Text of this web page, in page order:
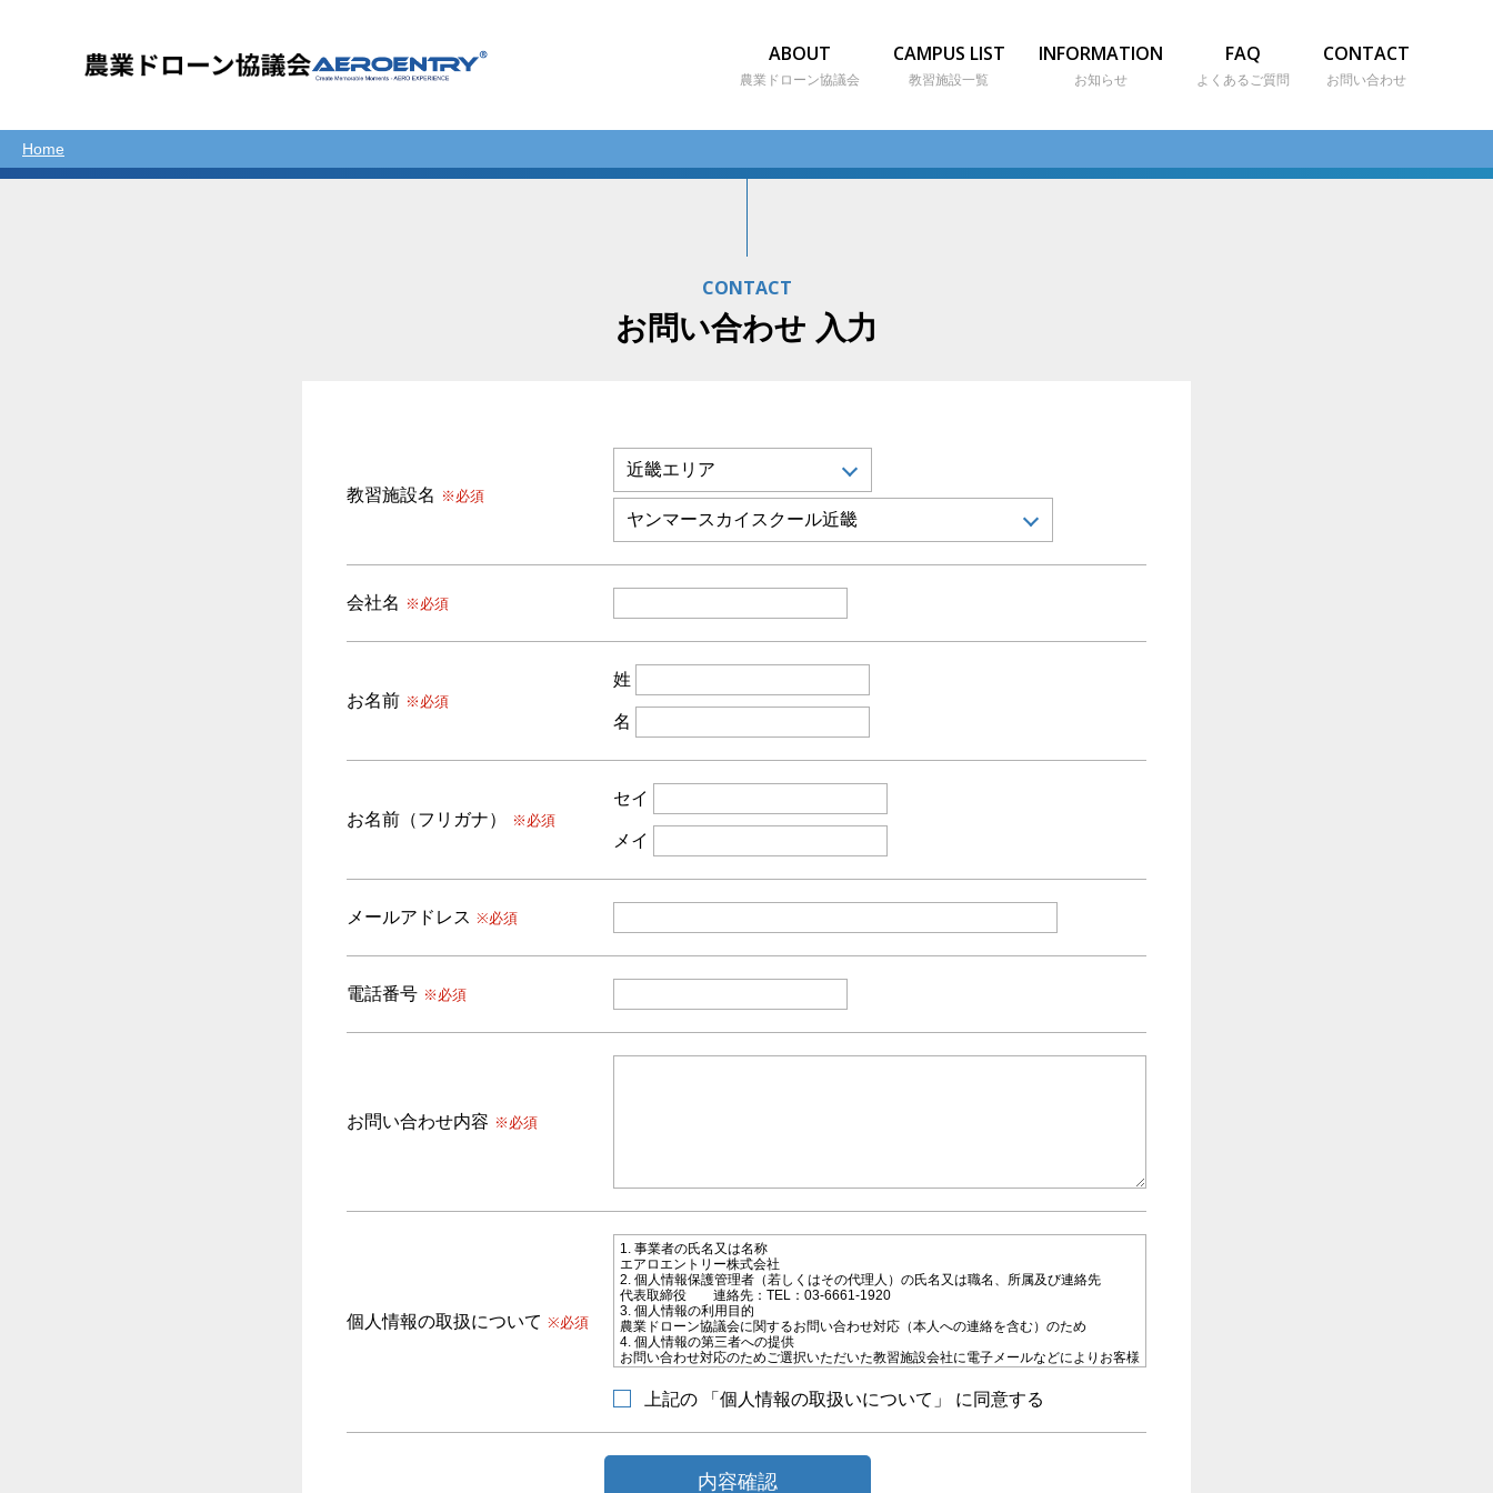
ABOUT
農業ドローン協議会
CAMPUS LIST
教習施設一覧
INFORMATION
お知らせ
FAQ
よくあるご質問
CONTACT
お問い合わせ
Home
CONTACT
お問い合わせ 入力
教習施設名 ※必須
会社名 ※必須
お名前 ※必須
姓
名
お名前（フリガナ） ※必須
セイ
メイ
メールアドレス ※必須
電話番号 ※必須
お問い合わせ内容 ※必須
個人情報の取扱について ※必須
1. 事業者の氏名又は名称
エアロエントリー株式会社
2. 個人情報保護管理者（若しくはその代理人）の氏名又は職名、所属及び連絡先
代表取締役 連絡先：TEL：03-6661-1920
3. 個人情報の利用目的
農業ドローン協議会に関するお問い合わせ対応（本人への連絡を含む）のため
4. 個人情報の第三者への提供
お問い合わせ対応のためご選択いただいた教習施設会社に電子メールなどによりお客様
5. 個人情報取扱いの委託
当社は利用目的の達成に必要な範囲内で個人情報の取扱いの一部又は全部を外部に委託
6. 個人情報の開示等の請求
の請求を、下記の当社問合わせ窓口に申し出ることができます。その際、当社はお客様
上記の 「個人情報の取扱いについて」 に同意する
内容確認